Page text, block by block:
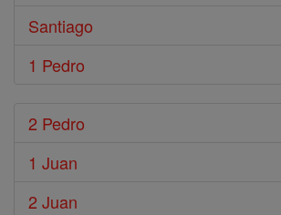
Santiago
1 Pedro
2 Pedro
1 Juan
2 Juan